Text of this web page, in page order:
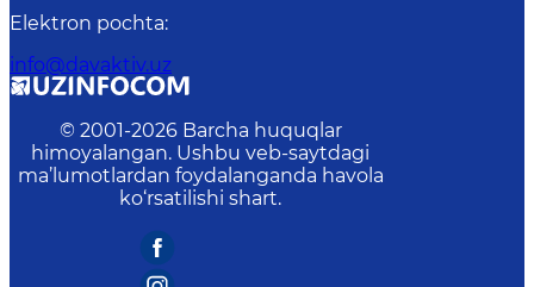
Elektron pochta:
info@davaktiv.uz
© 2001-2026 Barcha huquqlar
himoyalangan. Ushbu veb-saytdagi
ma’lumotlardan foydalanganda havola
ko‘rsatilishi shart.